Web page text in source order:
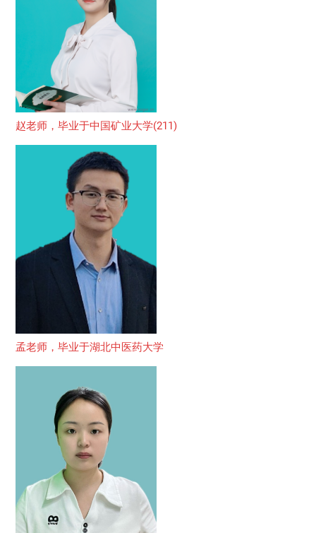
赵老师，毕业于中国矿业大学(211)
孟老师，毕业于湖北中医药大学